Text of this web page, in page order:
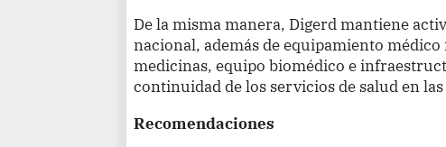
De la misma manera, Digerd mantiene
nacional, además de equipamiento
medicinas, equipo biomédico e
continuidad de los servicios de salud en
Recomendaciones